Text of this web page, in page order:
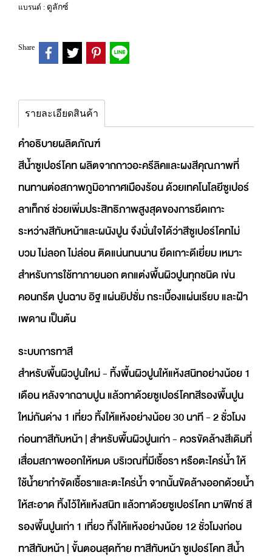
แบรนด์ : ดูลักซ์
Share
รายละเอียดสินค้า
คำอธิบายผลิตภัณฑ์
สีน้ำซูเปอร์โคท ผลิตจากกาวอะครีลิคและผงสีคุณภาพที่
ทนทานต่อสภาพภูมิอากาศเมืองร้อน ด้วยเทคโนโลยีซูเปอร์
ลาเท็กซ์ ช่วยเพิ่มประสิทธิภาพสูงสุดของการยึดเกาะ
ระหว่างสีทับหน้าและผนังปูน จึงมั่นใจได้ว่าสีซูเปอร์โคทไม่
บวม ไม่ลอก ไม่ล่อน ติดแน่นทนนาน ยึดเกาะดีเยี่ยม เหมาะ
สำหรับการใช้ทาภายนอก ตกแต่งพื้นผิวปูนทุกชนิด เข่น
คอนกรีต ปูนฉาบ อิฐ แผ่นยิปซั่ม กระเบื้องแผ่นเรียบ และฝ้า
เพดาน เป็นต้น
ระบบการทาสี
สำหรับพื้นผิวปูนใหม่ - ทิ้งพื้นผิวปูนให้แห้งสนิทอย่างน้อย 1
เดือน หลังจากฉาบปูน แล้วทาด้วยซูเปอร์โคทสีรองพื้นปูน
ใหม่กันด่าง 1 เที่ยว ทิ้งให้แห้งอย่างน้อย 30 นาที - 2 ชั่วโมง
ก่อนทาสีทับหน้า | สำหรับพื้นผิวปูนเก่า - ควรขัดล้างสีเดิมที่
เสื่อมสภาพออกให้หมด บริเวณที่มีเชื้อรา หรือตะไคร่น้ำ ให้
ใช้น้ำยากำจัดเชื้อราและตะไคร่น้ำ จากนั้นขัดล้างออกด้วยน้ำ
ให้สะอาด ทิ้งไว้ให้แห้งสนิท แล้วทาด้วยซูเปอร์โคท มาฟิกซ์ สี
รองพื้นปูนเก่า 1 เที่ยว ทิ้งให้แห้งอย่างน้อย 12 ชั่วโมงก่อน
ทาสีทับหน้า | ขั้นตอนสุดท้าย ทาสีทับหน้า ซูเปอร์โคท สีน้ำ